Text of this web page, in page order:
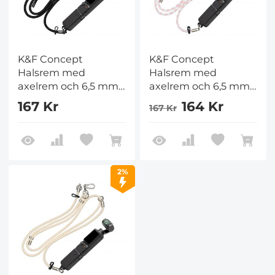
K&F Concept
Halsrem med
axelrem och 6,5 mm
skruv för Pocket 3,
Axelrem för DJI
tillbehör, svart
167 Kr
K&F Concept
Halsrem med
axelrem och 6,5 mm
skruv för Pocket 3,
Axelrem för DJI
tillbehör, Rosa
167 Kr 164 Kr
2%